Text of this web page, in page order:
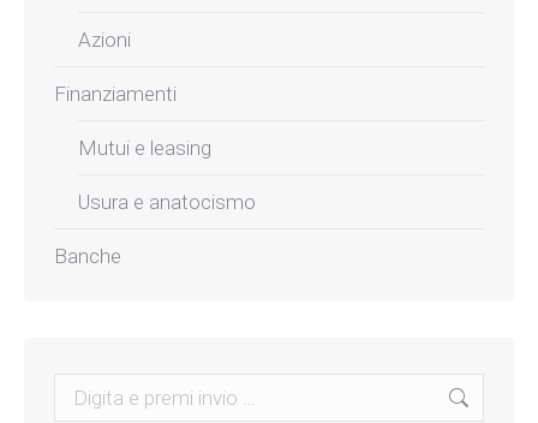
Azioni
Finanziamenti
Mutui e leasing
Usura e anatocismo
Banche
Search: